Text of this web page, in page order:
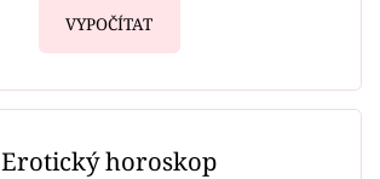
VYPOČÍTAT
Erotický horoskop